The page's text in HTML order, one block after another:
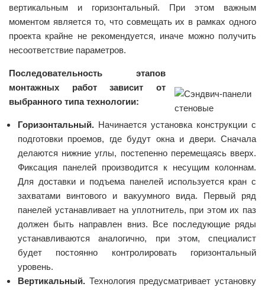
вертикальным и горизонтальный. При этом важным
моментом является то, что совмещать их в рамках одного
проекта крайне не рекомендуется, иначе можно получить
несоответствие параметров.
Последовательность этапов
монтажных работ зависит от
выбранного типа технологии:
Горизонтальный. Начинается установка конструкции с
подготовки проемов, где будут окна и двери. Сначала
делаются нижние углы, постепенно перемещаясь вверх.
Фиксация панелей производится к несущим колоннам.
Для доставки и подъема панелей используется кран с
захватами винтового и вакуумного вида. Первый ряд
панелей устанавливает на уплотнитель, при этом их паз
должен быть направлен вниз. Все последующие ряды
устанавливаются аналогично, при этом, специалист
будет постоянно контролировать горизонтальный
уровень.
Вертикальный. Технология предусматривает установку